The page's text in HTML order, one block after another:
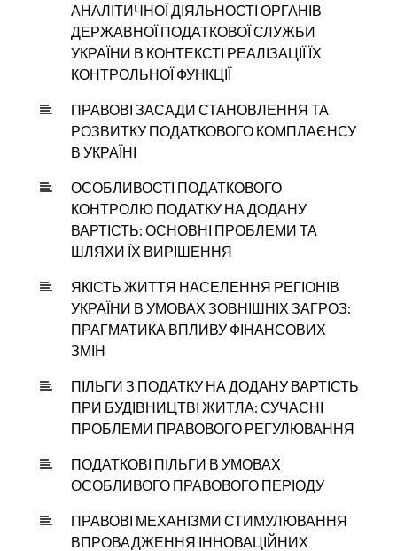
АНАЛІТИЧНОЇ ДІЯЛЬНОСТІ ОРГАНІВ
ДЕРЖАВНОЇ ПОДАТКОВОЇ СЛУЖБИ
УКРАЇНИ В КОНТЕКСТІ РЕАЛІЗАЦІЇ ЇХ
КОНТРОЛЬНОЇ ФУНКЦІЇ
ПРАВОВІ ЗАСАДИ СТАНОВЛЕННЯ ТА
РОЗВИТКУ ПОДАТКОВОГО КОМПЛАЄНСУ
В УКРАЇНІ
ОСОБЛИВОСТІ ПОДАТКОВОГО
КОНТРОЛЮ ПОДАТКУ НА ДОДАНУ
ВАРТІСТЬ: ОСНОВНІ ПРОБЛЕМИ ТА
ШЛЯХИ ЇХ ВИРІШЕННЯ
ЯКІСТЬ ЖИТТЯ НАСЕЛЕННЯ РЕГІОНІВ
УКРАЇНИ В УМОВАХ ЗОВНІШНІХ ЗАГРОЗ:
ПРАГМАТИКА ВПЛИВУ ФІНАНСОВИХ
ЗМІН
ПІЛЬГИ З ПОДАТКУ НА ДОДАНУ ВАРТІСТЬ
ПРИ БУДІВНИЦТВІ ЖИТЛА: СУЧАСНІ
ПРОБЛЕМИ ПРАВОВОГО РЕГУЛЮВАННЯ
ПОДАТКОВІ ПІЛЬГИ В УМОВАХ
ОСОБЛИВОГО ПРАВОВОГО ПЕРІОДУ
ПРАВОВІ МЕХАНІЗМИ СТИМУЛЮВАННЯ
ВПРОВАДЖЕННЯ ІННОВАЦІЙНИХ